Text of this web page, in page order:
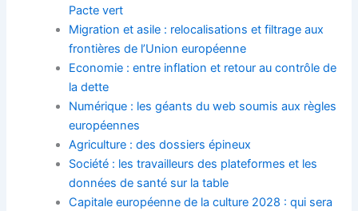
Pacte vert
Migration et asile : relocalisations et filtrage aux
frontières de l’Union européenne
Economie : entre inflation et retour au contrôle de
la dette
Numérique : les géants du web soumis aux règles
européennes
Agriculture : des dossiers épineux
Société : les travailleurs des plateformes et les
données de santé sur la table
Capitale européenne de la culture 2028 : qui sera